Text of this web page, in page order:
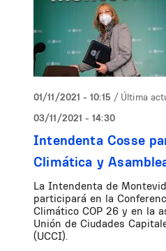
01/11/2021 - 10:15 / Última
03/11/2021 - 14:30
Intendenta Cosse
Climática y
La Intendenta de
participará en la
Climático COP 26 y en la
Unión de Ciudades
(UCCI).